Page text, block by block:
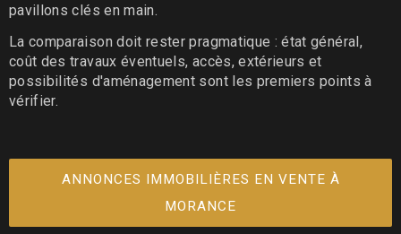
pavillons clés en main.
La comparaison doit rester pragmatique : état général,
coût des travaux éventuels, accès, extérieurs et
possibilités d'aménagement sont les premiers points à
vérifier.
ANNONCES IMMOBILIÈRES EN VENTE À
MORANCE